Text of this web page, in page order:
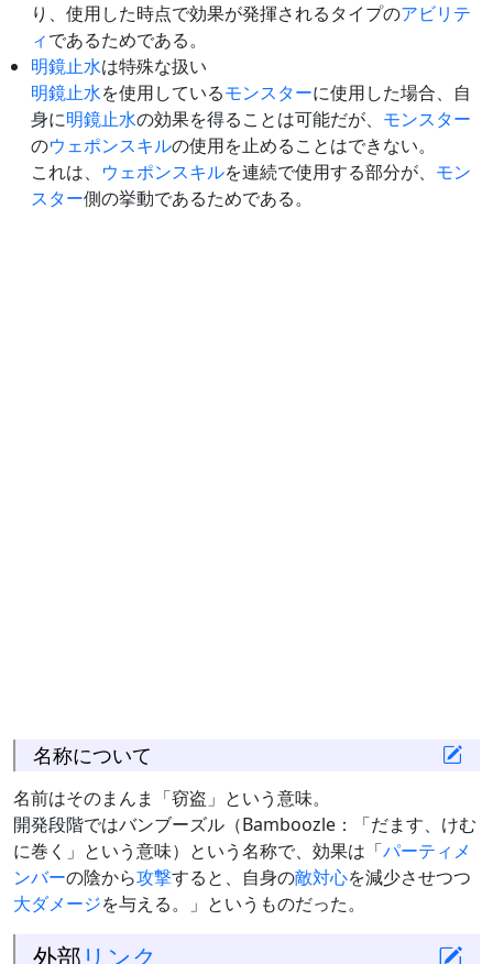
り、使用した時点で効果が発揮されるタイプのアビリテ
ィであるためである。
明鏡止水は特殊な扱い
明鏡止水を使用しているモンスターに使用した場合、自
身に明鏡止水の効果を得ることは可能だが、 モンスター
のウェポンスキルの使用を止めることはできない。
これは、 ウェポンスキルを連続で使用する部分が、 モン
スター側の挙動であるためである。
名称について
名前はそのまんま「窃盗」という意味。
開発段階ではバンブーズル（Bamboozle：「だます、けむ
に巻く」という意味）という名称で、効果は「パーティメ
ンバーの陰から攻撃すると、自身の敵対心を減少させつつ
大ダメージを与える。」というものだった。
外部 リンク